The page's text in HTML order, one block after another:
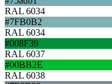
RAL 6034
#7FB0B2
RAL 6034
#008F39
RAL 6037
#00BB2E
RAL 6038